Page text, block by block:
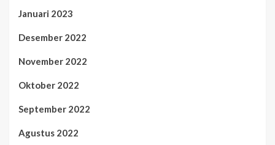
Januari 2023
Desember 2022
November 2022
Oktober 2022
September 2022
Agustus 2022